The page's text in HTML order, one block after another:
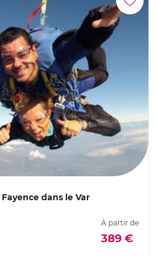
dans le Var
À partir de
389 €